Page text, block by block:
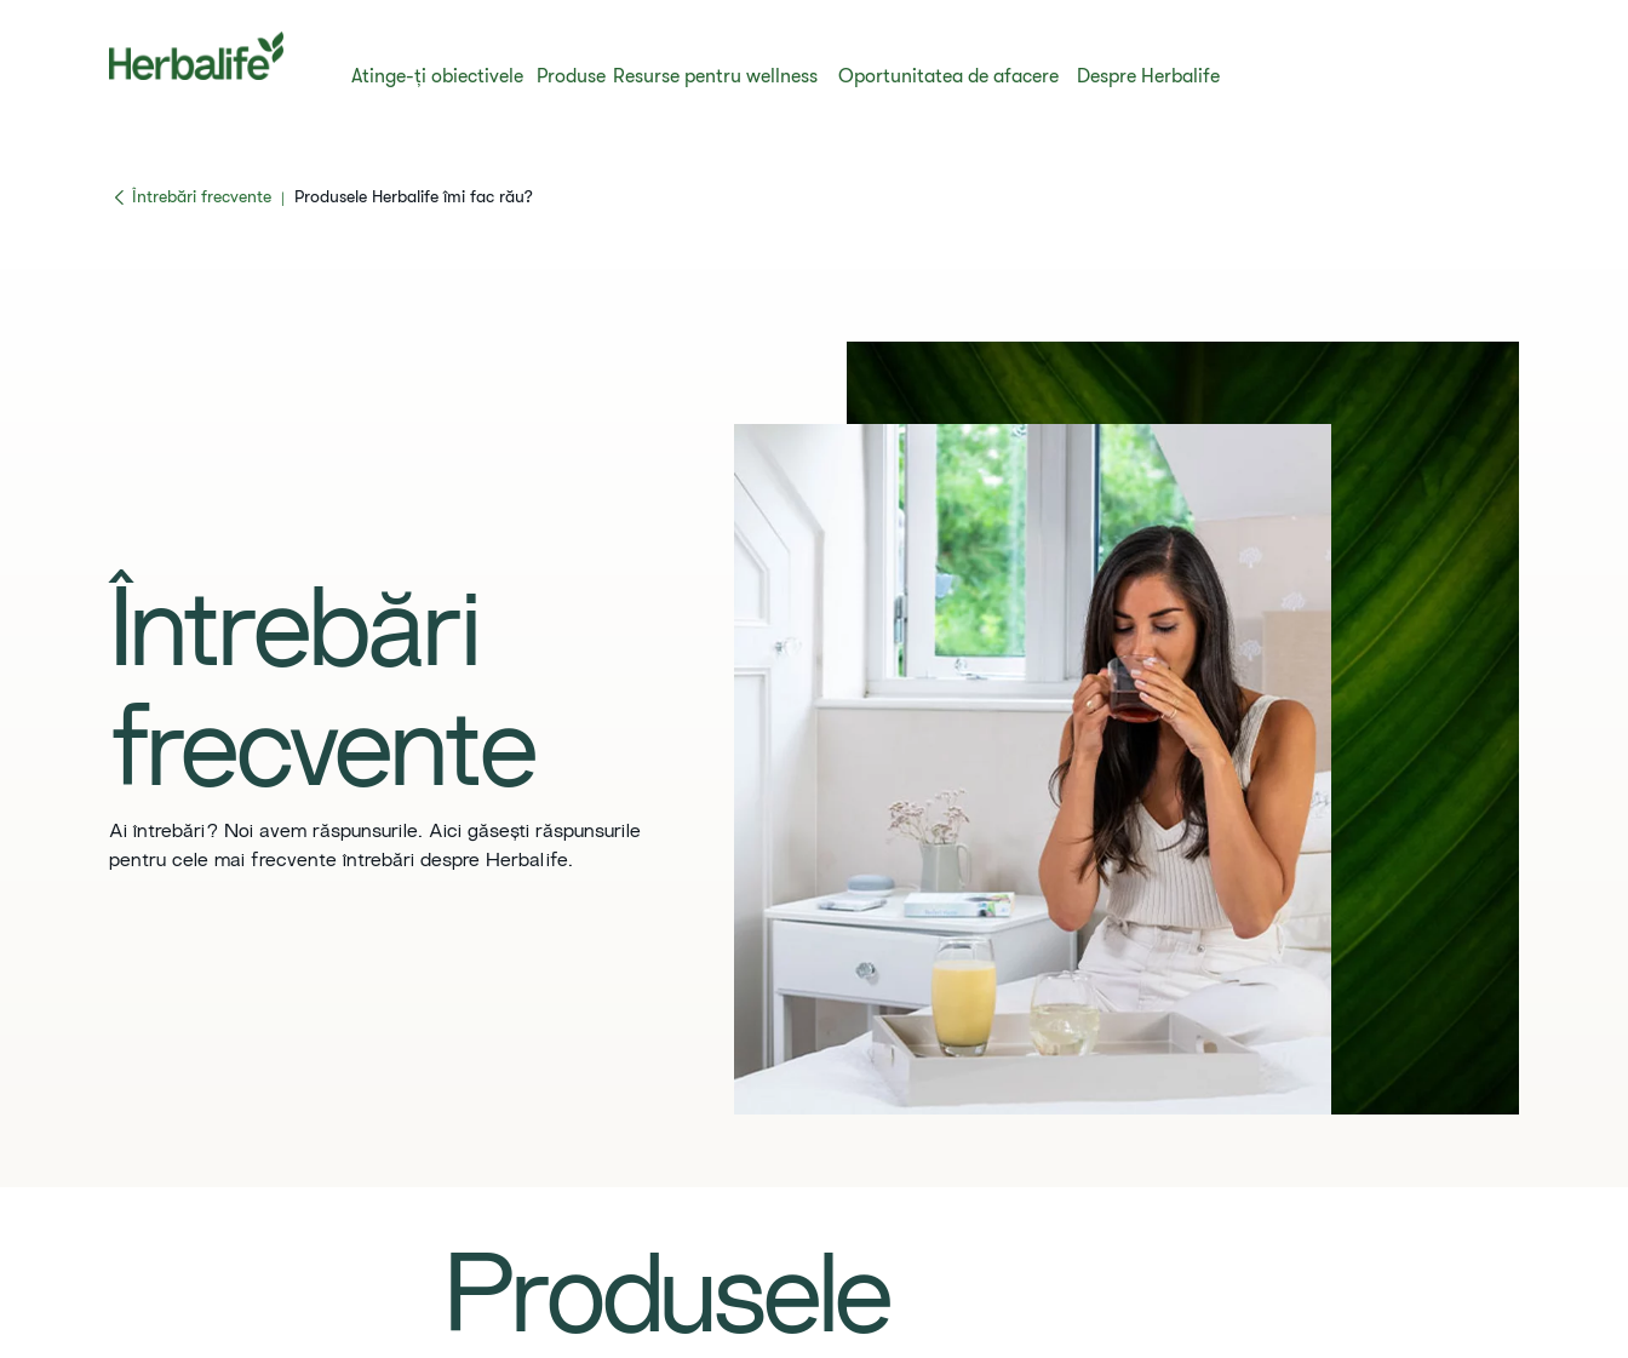
Atinge-ți obiectivele Produse Resurse pentru wellness Oportunitatea de afacere Despre Herbalife
​​Întrebări frecvente​ | Produsele Herbalife îmi fac rău?
​​Întrebări
frecvente​
​​Ai întrebări? Noi avem răspunsurile. Aici găsești răspunsurile
pentru cele mai frecvente întrebări despre Herbalife.​
Produsele